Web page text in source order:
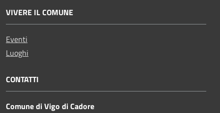
VIVERE IL COMUNE
Eventi
Luoghi
CONTATTI
Comune di Vigo di Cadore